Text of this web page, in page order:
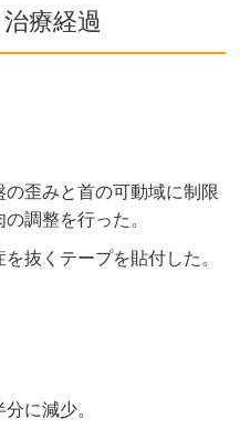
療経過
歪みと首の可動域に制限
調整を行った。
抜くテープを貼付した。
に減少。